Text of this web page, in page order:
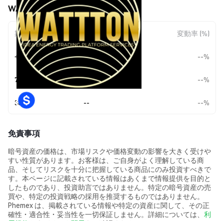
WATTTON (WATT) の価格変動
期間 金額変動 変動率 (%)
今日 -- --%
7日 -- --%
30日 -- --%
免責事項
暗号資産の価格は、市場リスクや価格変動の影響を大きく受けや
すい性質があります。お客様は、ご自身がよく理解している商
品、そしてリスクを十分に把握している商品にのみ投資すべきで
す。本ページに記載されている情報はあくまで情報提供を目的と
したものであり、投資助言ではありません。特定の暗号資産の売
買や、特定の投資戦略の採用を推奨するものではありません。
Phemex は、掲載されている情報や特定の資産に関して、その正
確性・適合性・妥当性を一切保証しません。詳細については、 利